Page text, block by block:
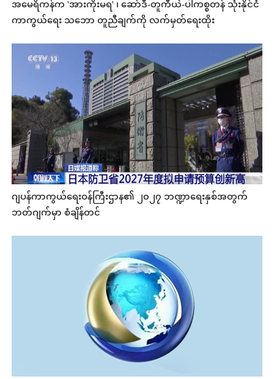
အမေရိကန်က 'အားကိုးမရ' ၊ ဆော်ဒီ-တူကီယဲ-ပါကစ္စတန် သုံးနိုင်ငံ
ကာကွယ်ရေး သဘော တူညီချက်ကို လက်မှတ်ရေးထိုး
ဂျပန်ကာကွယ်ရေးဝန်ကြီးဌာန၏ ၂၀၂၇ ဘဏ္ဍာရေးနှစ်အတွက်
ဘတ်ဂျက်မှာ စံချိန်တင်